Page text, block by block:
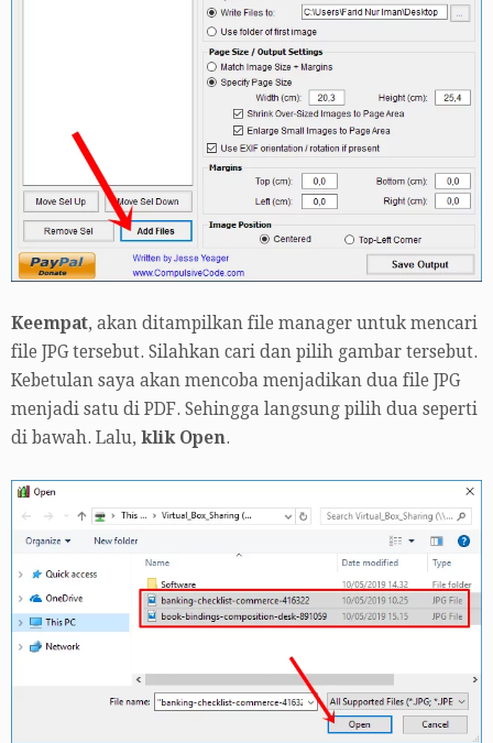
Keempat, akan ditampilkan file manager untuk mencari
file JPG tersebut. Silahkan cari dan pilih gambar tersebut.
Kebetulan saya akan mencoba menjadikan dua file JPG
menjadi satu di PDF. Sehingga langsung pilih dua seperti
di bawah. Lalu, klik Open.